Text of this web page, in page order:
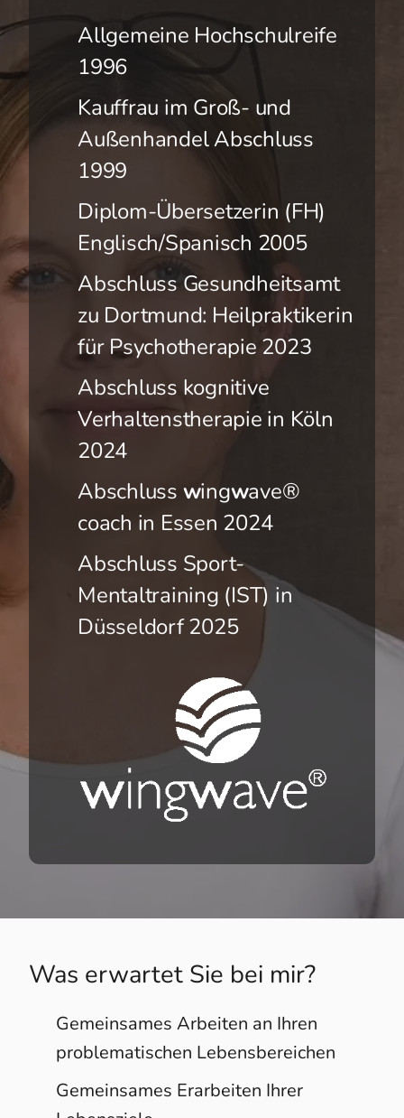
wingwave® Coaching
Psychotherapeutische Techniken
(Heilpraktikerin für Psychotherapie)
Imaginations- und
Visualisierungstechniken
Atem- und Entspannungsverfahren
Mentale Routinen
Allgemeine Hochschulreife
1996
Kauffrau im Groß- und
Außenhandel Abschluss
1999
Diplom-Übersetzerin (FH)
Englisch/Spanisch 2005
Abschluss Gesundheitsamt
zu Dortmund: Heilpraktikerin
für Psychotherapie 2023
Abschluss kognitive
Verhaltenstherapie in Köln
2024
Abschluss wingwave®
coach in Essen 2024
Abschluss Sport-
Mentaltraining (IST) in
Düsseldorf 2025
Was erwartet Sie bei mir?
Gemeinsames Arbeiten an Ihren
problematischen Lebensbereichen
Gemeinsames Erarbeiten Ihrer